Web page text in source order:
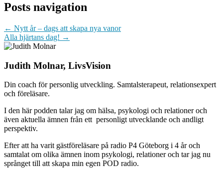
Posts navigation
← Nytt år – dags att skapa nya vanor
Alla hjärtans dag! →
Judith Molnar, LivsVision
Din coach för personlig utveckling. Samtalsterapeut, relationsexpert
och föreläsare.
I den här podden talar jag om hälsa, psykologi och relationer och
även aktuella ämnen från ett personligt utvecklande och andligt
perspektiv.
Efter att ha varit gästföreläsare på radio P4 Göteborg i 4 år och
samtalat om olika ämnen inom psykologi, relationer och tar jag nu
språnget till att skapa min egen POD radio.